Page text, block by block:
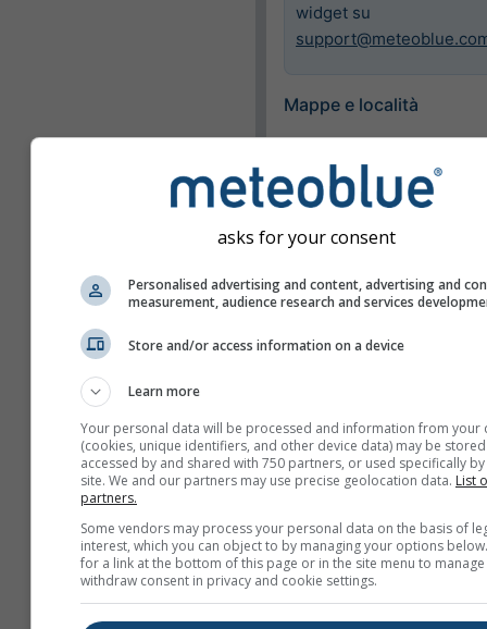
widget su
Mappe e località
Basilea
Mappe disponibili
Mostra solo le mappe
selezionate
Caratteristiche
Webcam
Condividi
Larghezza del widget
Regolare
la larghezza
asks for your consent
Personalised advertising and content, advertising and
measurement, audience research and services
Store and/or access information on a device
Learn more
Your personal data will be processed and information from your
(cookies, unique identifiers, and other device data) may be
accessed by and shared with 750 partners, or used specifically
site. We and our partners may use precise geolocation data. List
partners.
Some vendors may process your personal data on the basis of
interest, which you can object to by managing your options
for a link at the bottom of this page or in the site menu to
withdraw consent in privacy and cookie settings.